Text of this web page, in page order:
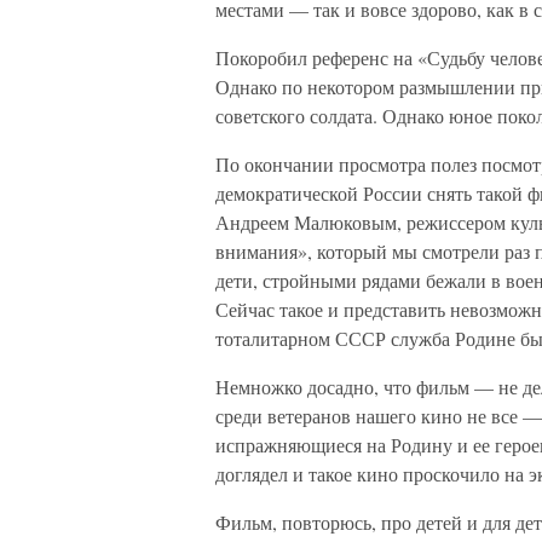
местами — так и вовсе здорово, как в
Покоробил референс на «Судьбу
Однако по некотором размышлении
советского солдата. Однако юное
По окончании просмотра полез
демократической России снять такой
Андреем Малюковым, режиссером
внимания», который мы смотрели раз
дети, стройными рядами бежали в
Сейчас такое и представить
тоталитарном СССР служба Родине
Немножко досадно, что фильм — не
среди ветеранов нашего кино не все
испражняющиеся на Родину и ее
доглядел и такое кино проскочило на
Фильм, повторюсь, про детей и для